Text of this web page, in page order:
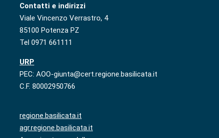
Contatti e indirizzi
Viale Vincenzo Verrastro, 4
85100 Potenza PZ
Tel 0971 661111
URP
PEC: AOO-giunta@cert.regione.basilicata.it
C.F. 80002950766
regione.basilicata.it
agr.regione.basilicata.it